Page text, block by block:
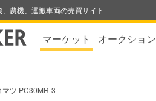
農機、運搬車両の売買サイト
マーケット オークション
マツ PC30MR-3